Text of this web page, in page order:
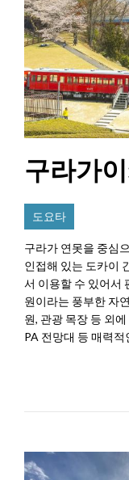
구라가
도요타
구라가 연못을 중심
인접해 있는 도카이
서 이용할 수 있어서
원이라는 풍부한 자
원, 관광 목장 등 외
PA 전망대 등 매력